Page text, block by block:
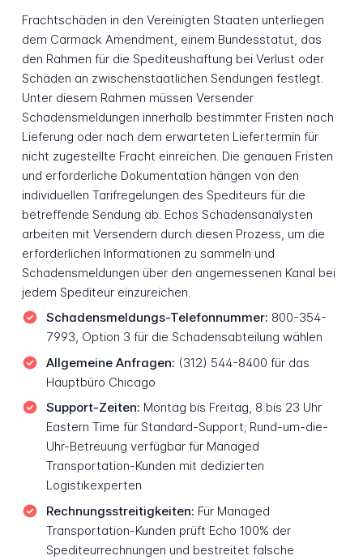
Frachtschäden in den Vereinigten Staaten unterliegen
dem Carmack Amendment, einem Bundesstatut, das
den Rahmen für die Spediteushaftung bei Verlust oder
Schäden an zwischenstaatlichen Sendungen festlegt.
Unter diesem Rahmen müssen Versender
Schadensmeldungen innerhalb bestimmter Fristen nach
Lieferung oder nach dem erwarteten Liefertermin für
nicht zugestellte Fracht einreichen. Die genauen Fristen
und erforderliche Dokumentation hängen von den
individuellen Tarifregelungen des Spediteurs für die
betreffende Sendung ab. Echos Schadensanalysten
arbeiten mit Versendern durch diesen Prozess, um die
erforderlichen Informationen zu sammeln und
Schadensmeldungen über den angemessenen Kanal bei
jedem Spediteur einzureichen.
Schadensmeldungs-Telefonnummer: 800-354-
7993, Option 3 für die Schadensabteilung wählen
Allgemeine Anfragen: (312) 544-8400 für das
Hauptbüro Chicago
Support-Zeiten: Montag bis Freitag, 8 bis 23 Uhr
Eastern Time für Standard-Support; Rund-um-die-
Uhr-Betreuung verfügbar für Managed
Transportation-Kunden mit dedizierten
Logistikexperten
Rechnungsstreitigkeiten: Für Managed
Transportation-Kunden prüft Echo 100% der
Spediteurrechnungen und bestreitet falsche